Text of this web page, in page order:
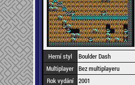
Herní styl
Boulder Dash
Multiplayer Bez multiplayeru
Rok vydání 2001